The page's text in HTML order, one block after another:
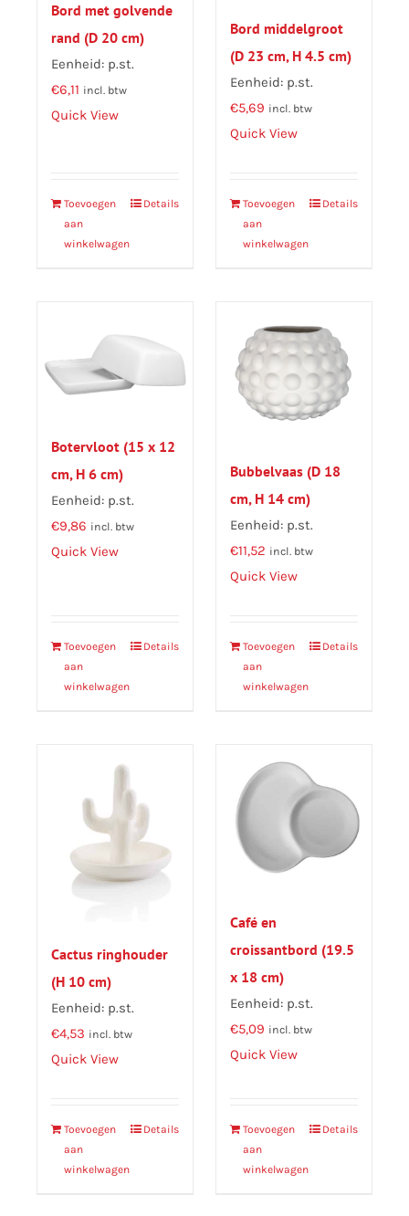
Bord met golvende
rand (D 20 cm)
Eenheid: p.st.
€6,11 incl. btw
Quick View
Toevoegen
aan
winkelwagen
Details
Bord middelgroot
(D 23 cm, H 4.5 cm)
Eenheid: p.st.
€5,69 incl. btw
Quick View
Toevoegen
aan
winkelwagen
Details
Botervloot (15 x 12
cm, H 6 cm)
Eenheid: p.st.
€9,86 incl. btw
Quick View
Toevoegen
aan
winkelwagen
Details
Bubbelvaas (D 18
cm, H 14 cm)
Eenheid: p.st.
€11,52 incl. btw
Quick View
Toevoegen
aan
winkelwagen
Details
Cactus ringhouder
(H 10 cm)
Eenheid: p.st.
€4,53 incl. btw
Quick View
Toevoegen
aan
winkelwagen
Details
Café en
croissantbord (19.5
x 18 cm)
Eenheid: p.st.
€5,09 incl. btw
Quick View
Toevoegen
aan
winkelwagen
Details